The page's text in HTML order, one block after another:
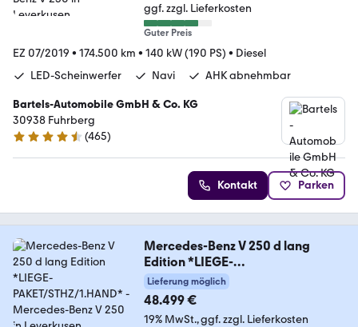
ggf. zzgl. Lieferkosten
Guter Preis
EZ 07/2019 • 174.500 km • 140 kW (190 PS) • Diesel
LED-Scheinwerfer
Navi AHK abnehmbar
Bartels-Automobile GmbH & Co. KG
30938 Fuhrberg
4.6 Sterne
(465)
Kontakt Parken
Mercedes-Benz V 250 d lang
Edition *LIEGE-
PAKET/STHZ/1.HAND*
Lieferung möglich
48.499 €
19% MwSt. ggf. zzgl. Lieferkosten